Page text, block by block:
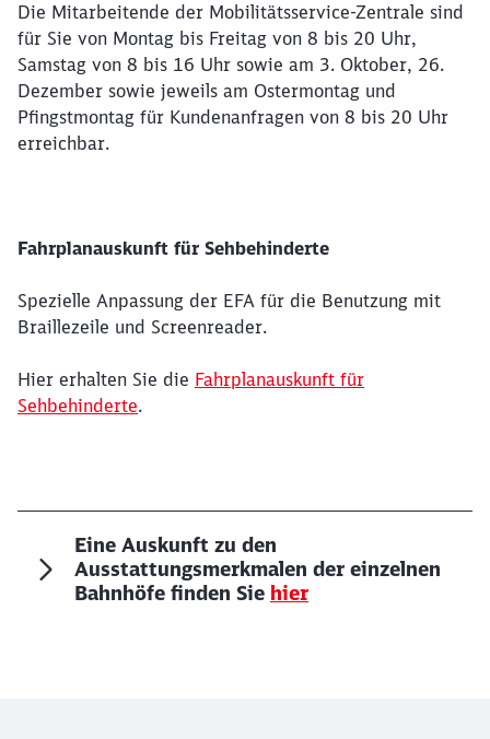
Die Mitarbeitende der Mobilitätsservice-Zentrale sind
für Sie von Montag bis Freitag von 8 bis 20 Uhr,
Samstag von 8 bis 16 Uhr sowie am 3. Oktober, 26.
Dezember sowie jeweils am Ostermontag und
Pfingstmontag für Kundenanfragen von 8 bis 20 Uhr
erreichbar.
Fahrplanauskunft für Sehbehinderte
Spezielle Anpassung der EFA für die Benutzung mit
Braillezeile und Screenreader.
Hier erhalten Sie die Fahrplanauskunft für
Sehbehinderte.
Eine Auskunft zu den
Ausstattungsmerkmalen der einzelnen
Bahnhöfe finden Sie hier